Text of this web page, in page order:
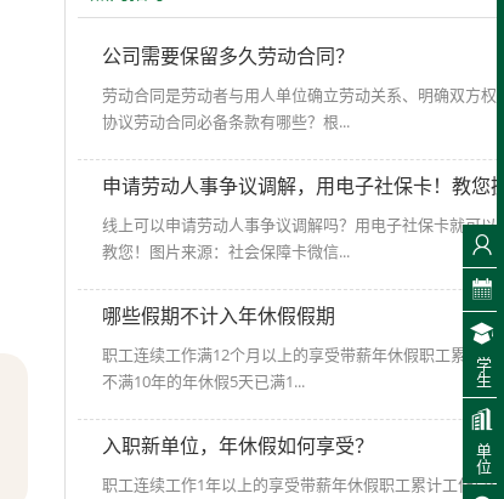
公司需要保留多久劳动合同？
劳动合同是劳动者与用人单位确立劳动关系、明确双方权
协议劳动合同必备条款有哪些？根...
申请劳动人事争议调解，用电子社保卡！教您
线上可以申请劳动人事争议调解吗？用电子社保卡就可以
教您！图片来源：社会保障卡微信...
哪些假期不计入年休假假期
职工连续工作满12个月以上的享受带薪年休假职工累计工
不满10年的年休假5天已满1...
入职新单位，年休假如何享受？
职工连续工作1年以上的享受带薪年休假职工累计工作已
学生
单位